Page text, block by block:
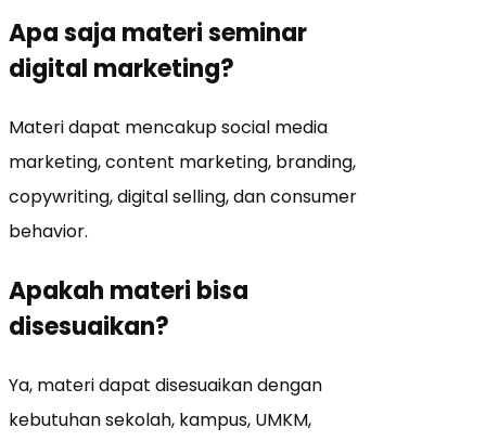
Apa saja materi seminar
digital marketing?
Materi dapat mencakup social media
marketing, content marketing, branding,
copywriting, digital selling, dan consumer
behavior.
Apakah materi bisa
disesuaikan?
Ya, materi dapat disesuaikan dengan
kebutuhan sekolah, kampus, UMKM,